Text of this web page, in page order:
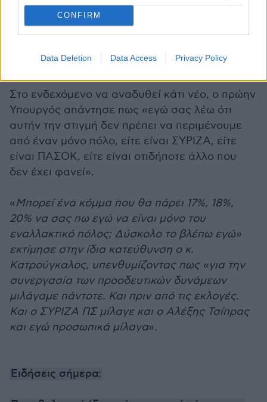
CONFIRM
Data Deletion Data Access Privacy Policy
επιτρέψει μετά να συζητήσουν με
προγραμματικούς όρους πως μπορούνε ήδη
πρόταση».
Στο ενδεχόμενο να αναδυθεί κάτι νέο, ο πρώην
Υπουργός απάντησε πως «εγώ σας λέω ότι
αυτήν την στιγμή δεν πρέπει να περιμένουμε
από έναν μόνο πόλο, είτε είναι ΣΥΡΙΖΑ, είτε
είναι ΠΑΣΟΚ, είτε είναι οτιδήποτε άλλο που
δεν έχει φανεί».
«Μπορεί ένα κόμμα που θα πάρει 17%, 18%,
20% να σας πω εγώ να είναι μόνο του
εναλλακτικό πόλος; Δύσκολο το βλέπω εγώ»
εκτίμησε στην ίδια κατεύθυνση ο κ.
Κατρούγκαλος, υπενθυμίζοντας πως «για την
συνεργασία των προοδευτικών δυνάμεων
μιλάγαμε πάντοτε. Και πριν από τις εκλογές.
Και ο ΣΥΡΙΖΑ ΠΣ μίλαγε και ο Αλέξης Τσίπρας
και εγώ προσωπικά μίλαγα».
Ειδήσεις σήμερα: